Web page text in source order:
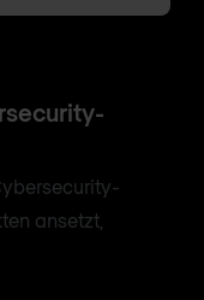
ansetzt,